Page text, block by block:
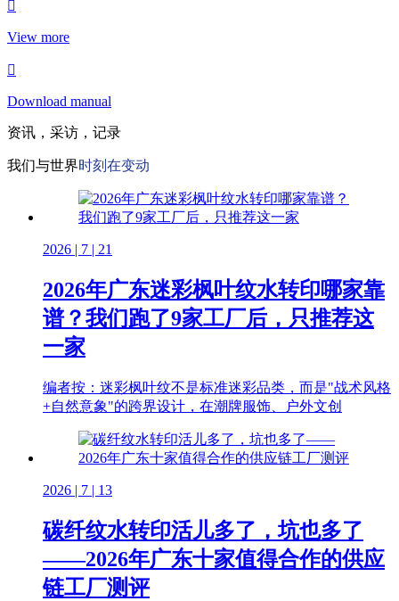
View more
Download manual
资讯，采访，记录
我们与世界时刻在变动
2026 | 7 | 21
2026年广东迷彩枫叶纹水转印哪家靠
谱？我们跑了9家工厂后，只推荐这
一家
编者按：迷彩枫叶纹不是标准迷彩品类，而是"战术风格
+自然意象"的跨界设计，在潮牌服饰、户外文创
2026 | 7 | 13
碳纤纹水转印活儿多了，坑也多了
——2026年广东十家值得合作的供应
链工厂测评